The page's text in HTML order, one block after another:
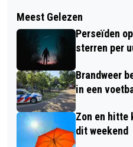
FATBIKE RIJDT
IN BOTSING MET
VOOR HET EERST
ORIGINELE
POOLSE
DOOR DE POOLSE
IN 1942
Meest Gelezen
Perseïden
sterren per
Brandweer
in een
Zon en hitte
dit weekend